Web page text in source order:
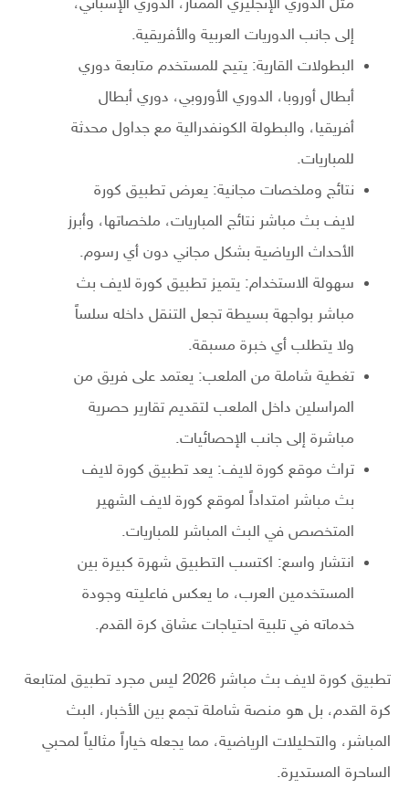
مثل الدوري الإنجليزي الممتاز، الدوري الإسباني،
إلى جانب الدوريات العربية والأفريقية.
البطولات القارية: يتيح للمستخدم متابعة دوري
أبطال أوروبا، الدوري الأوروبي، دوري أبطال
أفريقيا، والبطولة الكونفدرالية مع جداول محدثة
للمباريات.
نتائج وملخصات مجانية: يعرض تطبيق كورة
لايف بث مباشر نتائج المباريات، ملخصاتها، وأبرز
الأحداث الرياضية بشكل مجاني دون أي رسوم.
سهولة الاستخدام: يتميز تطبيق كورة لايف بث
مباشر بواجهة بسيطة تجعل التنقل داخله سلساً
ولا يتطلب أي خبرة مسبقة.
تغطية شاملة من الملعب: يعتمد على فريق من
المراسلين داخل الملعب لتقديم تقارير حصرية
مباشرة إلى جانب الإحصائيات.
تراث موقع كورة لايف: يعد تطبيق كورة لايف
بث مباشر امتداداً لموقع كورة لايف الشهير
المتخصص في البث المباشر للمباريات.
انتشار واسع: اكتسب التطبيق شهرة كبيرة بين
المستخدمين العرب، ما يعكس فاعليته وجودة
خدماته في تلبية احتياجات عشاق كرة القدم.
تطبيق كورة لايف بث مباشر 2026 ليس مجرد تطبيق لمتابعة
كرة القدم، بل هو منصة شاملة تجمع بين الأخبار، البث
المباشر، والتحليلات الرياضية، مما يجعله خياراً مثالياً لمحبي
الساحرة المستديرة.